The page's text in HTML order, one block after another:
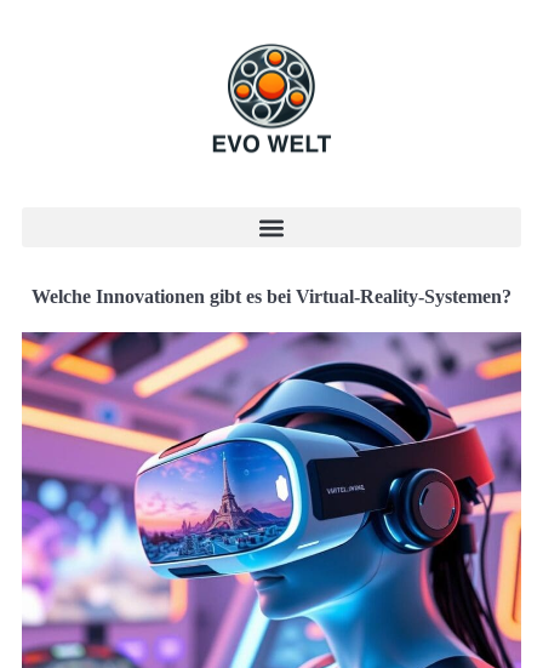
Welche Innovationen gibt es bei Virtual-Reality-Systemen?